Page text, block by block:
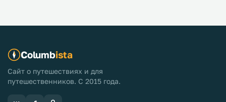
Columbista
Сайт о путешествиях и для
путешественников. С 2015 года.